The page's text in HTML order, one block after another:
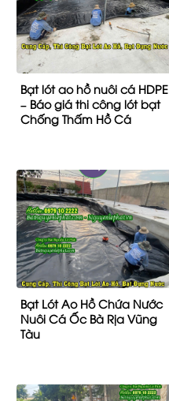
Bạt lót ao hồ nuôi cá HDPE
– Báo giá thi công lót bạt
Chống Thấm Hồ Cá
Bạt Lót Ao Hồ Chứa Nước
Nuôi Cá Ốc Bà Rịa Vũng
Tàu